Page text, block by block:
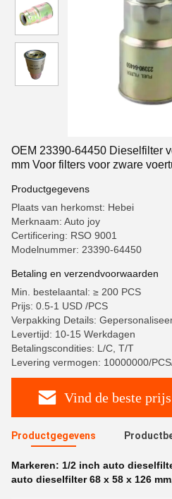
OEM 23390-64450 Dieselfilter
mm Voor filters voor zware
Productgegevens
Plaats van herkomst: Hebei
Merknaam: Auto joy
Certificering: RSO 9001
Modelnummer: 23390-64450
Betaling en verzendvoorwaarden
Min. bestelaantal: ≥ 200 PCS
Prijs: 0.5-1 USD /PCS
Verpakking Details:
Levertijd: 10-15 Werkdagen
Betalingscondities: L/C, T/T
Levering vermogen: 10000000/
Vind de beste prijs
Productgegevens
Markeren: 1/2 inch auto
auto dieselfilter 68 x 58 x 126 mm